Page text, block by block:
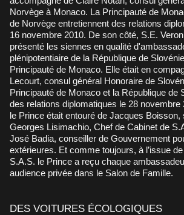
Norvège à Monaco. La Principauté de
de Norvège entretiennent des relations
16 novembre 2010. De son côté, S.E.
présenté les siennes en qualité
plénipotentiaire de la République de
Principauté de Monaco. Elle était en
Lecourt, consul général Honoraire de
Principauté de Monaco et la République de
des relations diplomatiques le 28 novembre
le Prince était entouré de Jacques Boisson,
Georges Lisimachio, Chef de Cabinet de
José Badia, conseiller de Gouvernement
extérieures. Et comme toujours, à l’issue
S.A.S. le Prince a reçu chaque
audience privée dans le Salon de Famille.
DES VOITURES ÉCOLOGIQUES